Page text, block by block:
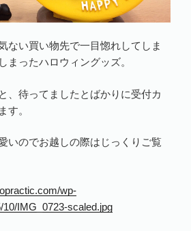
ない買い物先で一目惚れしてしま
まったハロウィングッズ。
、待ってましたとばかりに受付カ
す。
いのでお越しの際はじっくりご覧
wp-
IMG_0723-scaled.jpg